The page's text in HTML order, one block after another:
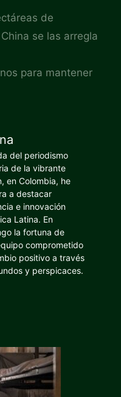
de
se las arregla
para mantener
del periodismo
de la vibrante
en Colombia, he
a destacar
e innovación
Latina. En
la fortuna de
comprometido
positivo a través
y perspicaces.